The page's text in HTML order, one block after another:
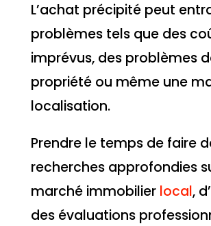
L’achat précipité peut
problèmes tels que des
imprévus, des problèmes
propriété ou même une
localisation.
Prendre le temps de faire
recherches approfondies
marché immobilier local,
des évaluations